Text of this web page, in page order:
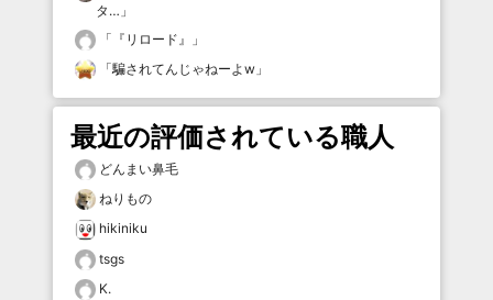
タ… 」
「 『リロード』
」
「騙されてんじゃねーよw 」
最近の評価されている職人
どんまい鼻毛
ねりもの
hikiniku
tsgs
K.